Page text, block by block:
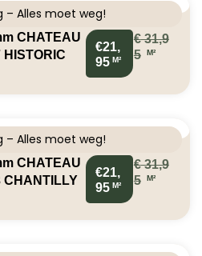
– Alles moet weg!
CHATEAU
HISTORIC
€21,
95 M²
€31,9
5
M²
– Alles moet weg!
CHATEAU
CHANTILLY
€21,
95 M²
€31,9
5
M²